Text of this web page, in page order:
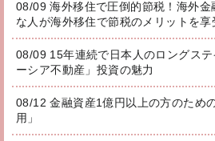
08/09 海外移住で圧倒的節税！海外金
な人が海外移住で節税のメリットを享
08/09 15年連続で日本人のロングス
ーシア不動産」投資の魅力
08/12 金融資産1億円以上の方のため
用」